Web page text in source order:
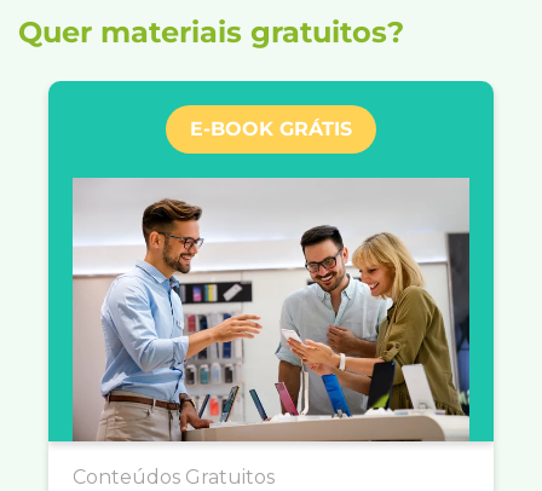
Quer materiais gratuitos?
E-BOOK GRÁTIS
Conteúdos Gratuitos